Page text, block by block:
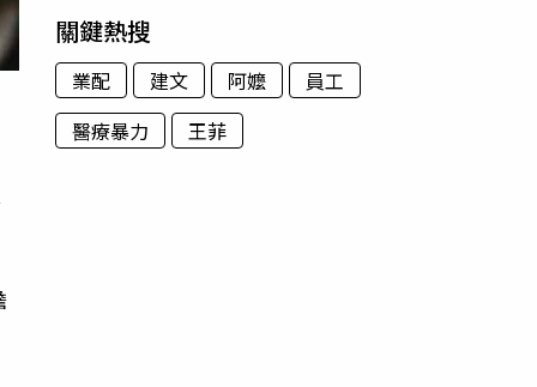
關鍵熱搜
業配 建文 阿嬤
員工
醫療暴力
王菲